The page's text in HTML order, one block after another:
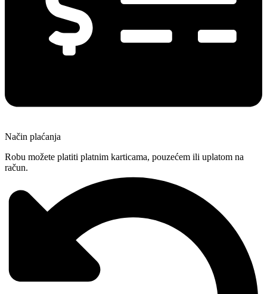
Način plaćanja
Robu možete platiti platnim karticama, pouzećem ili uplatom na
račun.